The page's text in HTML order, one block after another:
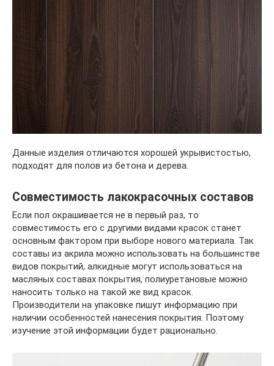
Данные изделия отличаются хорошей укрывистостью,
подходят для полов из бетона и дерева.
Совместимость лакокрасочных составов
Если пол окрашивается не в первый раз, то
совместимость его с другими видами красок станет
основным фактором при выборе нового материала. Так
составы из акрила можно использовать на большинстве
видов покрытий, алкидные могут использоваться на
масляных составах покрытия, полиуретановые можно
наносить только на такой же вид красок.
Производители на упаковке пишут информацию при
наличии особенностей нанесения покрытия. Поэтому
изучение этой информации будет рационально.